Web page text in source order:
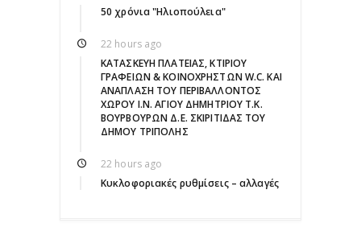
50 χρόνια "Ηλιοπούλεια"
22 hours ago
ΚΑΤΑΣΚΕΥΗ ΠΛΑΤΕΙΑΣ, ΚΤΙΡΙΟΥ
ΓΡΑΦΕΙΩΝ & ΚΟΙΝΟΧΡΗΣΤΩΝ W.C. ΚΑΙ
ΑΝΑΠΛΑΣΗ ΤΟΥ ΠΕΡΙΒΑΛΛΟΝΤΟΣ
ΧΩΡΟΥ Ι.Ν. ΑΓΙΟΥ ΔΗΜΗΤΡΙΟΥ Τ.Κ.
ΒΟΥΡΒΟΥΡΩΝ Δ.Ε. ΣΚΙΡΙΤΙΔΑΣ ΤΟΥ
ΔΗΜΟΥ ΤΡΙΠΟΛΗΣ
22 hours ago
Κυκλοφοριακές ρυθμίσεις – αλλαγές